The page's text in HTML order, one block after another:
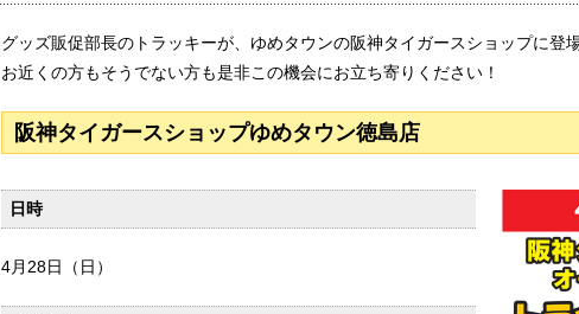
グッズ販促部長のトラッキーが、ゆめタウンの阪神タイガースショップに登
お近くの方もそうでない方も是非この機会にお立ち寄りください！
阪神タイガースショップゆめタウン徳島店
日時
4月28日（日）